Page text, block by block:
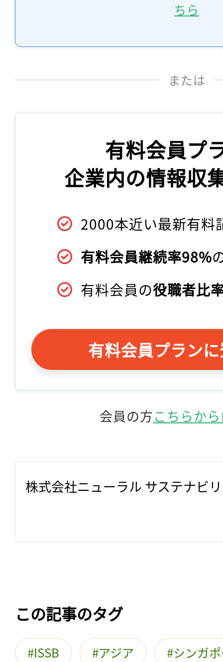
ちら
または
有料会員プ
企業内の情報収
2000本近い最新有料
有料会員継続率98%
有料会員の役職者比
有料会員プラン
会員の方こちらか
株式会社ニューラル サステナビ
この記事のタグ
ISSB アジア シンガ